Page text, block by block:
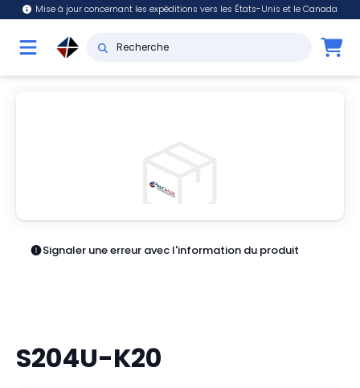
Mise à jour concernant les expéditions vers les États-Unis et le Canada
Signaler une erreur avec l'information du produit
S204U-K20